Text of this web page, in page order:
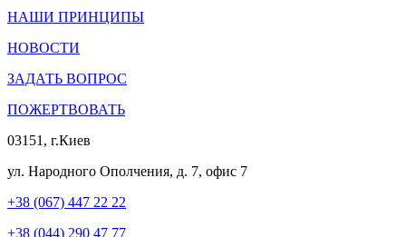
НАШИ ПРИНЦИПЫ
НОВОСТИ
ЗАДАТЬ ВОПРОС
ПОЖЕРТВОВАТЬ
03151, г.Киев
ул. Народного Ополчения, д. 7, офис 7
+38 (067) 447 22 22
+38 (044) 290 47 77